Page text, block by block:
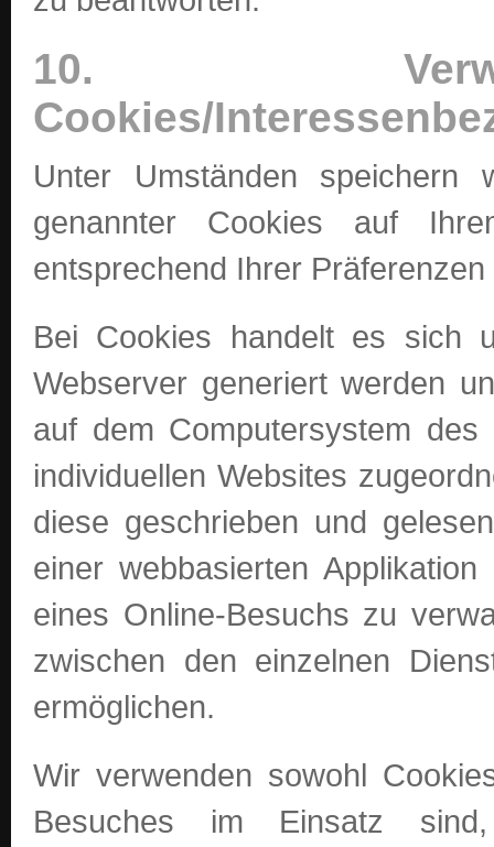
10.
Cookies/
Unter Umständen
genannter Cookies auf
entsprechend Ihrer
Bei Cookies handelt es sich
Webserver generiert werden
auf dem Computersystem
individuellen Websites
diese geschrieben und
einer webbasierten
eines Online-Besuchs zu
zwischen den einzelnen
ermöglichen.
Wir verwenden sowohl
Besuches im Einsatz